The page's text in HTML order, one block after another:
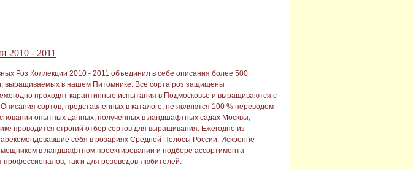
2010 - 2011
Роз Коллекции 2010 - 2011 объединил в себе описания более 500
выращиваемых в нашем Питомнике. Все сорта роз защищены
проходят карантинные испытания в Подмосковье и выращиваются с
сортов, представленных в каталоге, не являются 100 % переводом
опытных данных, полученных в ландшафтных садах Москвы,
проводится строгий отбор сортов для выращивания. Ежегодно из
себя в розариях Средней Полосы России. Искренне
в ландшафтном проектировании и подборе ассортимента
профессионалов, так и для розоводов-любителей.